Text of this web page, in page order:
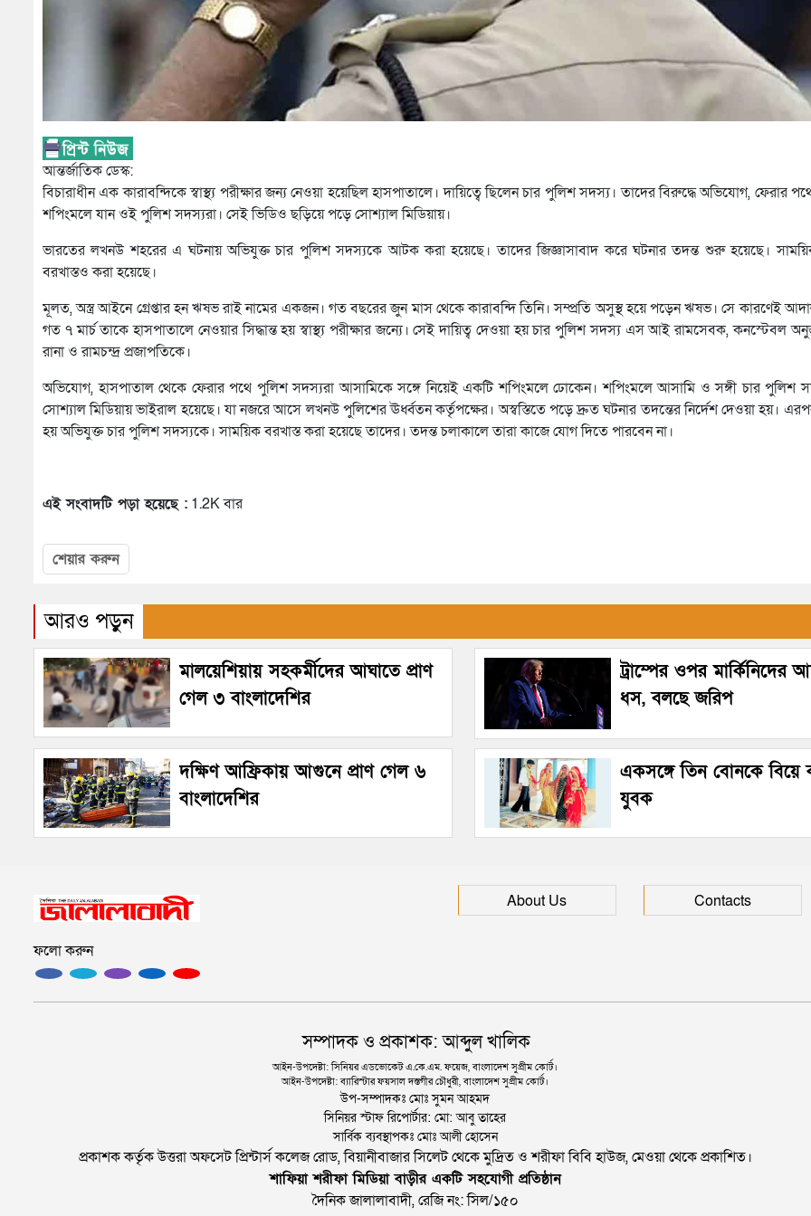
আন্তর্জাতিক ডেস্ক:
বিচারাধীন এক কারাবন্দিকে স্বাস্থ্য পরীক্ষার জন্য নেওয়া হয়েছিল হাসপাতালে। দায়িত্বে ছিলেন চার পুলিশ সদস্য। তাদের বিরুদ্ধে অভিযোগ, ফেরার
শপিংমলে যান ওই পুলিশ সদস্যরা। সেই ভিডিও ছড়িয়ে পড়ে সোশ্যাল মিডিয়ায়।
ভারতের লখনউ শহরের এ ঘটনায় অভিযুক্ত চার পুলিশ সদস্যকে আটক করা হয়েছে। তাদের জিজ্ঞাসাবাদ করে ঘটনার তদন্ত শুরু হয়েছে।
বরখাস্তও করা হয়েছে।
মূলত, অস্ত্র আইনে গ্রেপ্তার হন ঋষভ রাই নামের একজন। গত বছরের জুন মাস থেকে কারাবন্দি তিনি। সম্প্রতি অসুস্থ হয়ে পড়েন ঋষভ। সে কারণেই
গত ৭ মার্চ তাকে হাসপাতালে নেওয়ার সিদ্ধান্ত হয় স্বাস্থ্য পরীক্ষার জন্যে। সেই দায়িত্ব দেওয়া হয় চার পুলিশ সদস্য এস আই রামসেবক, কনস্টেবল
রানা ও রামচন্দ্র প্রজাপতিকে।
অভিযোগ, হাসপাতাল থেকে ফেরার পথে পুলিশ সদস্যরা আসামিকে সঙ্গে নিয়েই একটি শপিংমলে ঢোকেন। শপিংমলে আসামি ও সঙ্গী চার পুলিশ
সোশ্যাল মিডিয়ায় ভাইরাল হয়েছে। যা নজরে আসে লখনউ পুলিশের ঊর্ধ্বতন কর্তৃপক্ষের। অস্বস্তিতে পড়ে দ্রুত ঘটনার তদন্তের নির্দেশ দেওয়া হয়।
হয় অভিযুক্ত চার পুলিশ সদস্যকে। সাময়িক বরখাস্ত করা হয়েছে তাদের। তদন্ত চলাকালে তারা কাজে যোগ দিতে পারবেন না।
এই সংবাদটি পড়া হয়েছে : 1.2K বার
শেয়ার করুন
আরও পড়ুন
মালয়েশিয়ায় সহকর্মীদের আঘাতে প্রাণ
গেল ৩ বাংলাদেশির
ট্রাম্পের ওপর মার্কিনিদের
ধস, বলছে জরিপ
দক্ষিণ আফ্রিকায় আগুনে প্রাণ গেল ৬
বাংলাদেশির
একসঙ্গে তিন বোনকে বিয়ে
যুবক
ফলো করুন
About Us Contacts
সম্পাদক ও প্রকাশক: আব্দুল খালিক
আইন-উপদেষ্টা: সিনিয়র এডভোকেট এ.কে.এম. ফয়েজ, বাংলাদেশ সুপ্রীম কোর্ট।
আইন-উপদেষ্টা: ব্যারিস্টার ফয়সাল দস্তগীর চৌধুরী, বাংলাদেশ সুপ্রীম কোর্ট।
উপ-সম্পাদকঃ মোঃ সুমন আহমদ
সিনিয়র স্টাফ রিপোর্টার: মো: আবু তাহের
সার্বিক ব্যবস্থাপকঃ মোঃ আলী হোসেন
প্রকাশক কর্তৃক উত্তরা অফসেট প্রিন্টার্স কলেজ রোড, বিয়ানীবাজার সিলেট থেকে মুদ্রিত ও শরীফা বিবি হাউজ, মেওয়া থেকে প্রকাশিত।
শাফিয়া শরীফা মিডিয়া বাড়ীর একটি সহযোগী প্রতিষ্ঠান
দৈনিক জালালাবাদী, রেজি নং: সিল/১৫০